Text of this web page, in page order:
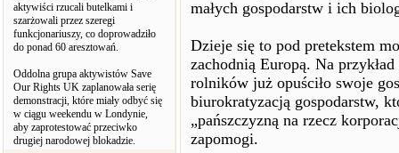
aktywiści rzucali butelkami i
szarżowali przez szeregi
funkcjonariuszy, co doprowadziło
do ponad 60 aresztowań.
Oddolna grupa aktywistów Save
Our Rights UK zaplanowała serię
demonstracji, które miały odbyć się
w ciągu weekendu w Londynie,
aby zaprotestować przeciwko
drugiej narodowej blokadzie.
małych gospodarstw i ich
Dzieje się to pod pretekstem
zachodnią Europą. Na
rolników już opuściło swoje
biurokratyzacją gospodarstw,
„pańszczyzną na rzecz
zapomogi.